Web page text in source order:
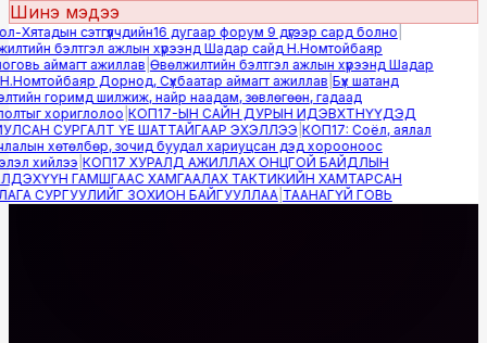
Шинэ мэдээ
сэтгүүлчдийн16 дугаар форум 9 дүгээр сард болно|
бэлтгэл ажлын хүрээнд Шадар сайд Н.Номтойбаяр
аймагт ажиллав|Өвөлжилтийн бэлтгэл ажлын хүрээнд Шадар
Дорнод, Сүхбаатар аймагт ажиллав|Бүх шатанд
горимд шилжиж, найр наадам, зөвлөгөөн, гадаад
хориглолоо|КОП17-ЫН САЙН ДУРЫН ИДЭВХТНҮҮДЭД
СУРГАЛТ ҮЕ ШАТТАЙГААР ЭХЭЛЛЭЭ|КОП17: Соёл, аялал
хөтөлбөр, зочид буудал хариуцсан дэд хорооноос
хийлээ|КОП17 ХУРАЛД АЖИЛЛАХ ОНЦГОЙ БАЙДЛЫН
ГАМШГААС ХАМГААЛАХ ТАКТИКИЙН ХАМТАРСАН
СУРГУУЛИЙГ ЗОХИОН БАЙГУУЛЛАА|ТААНАГҮЙ ГОВЬ